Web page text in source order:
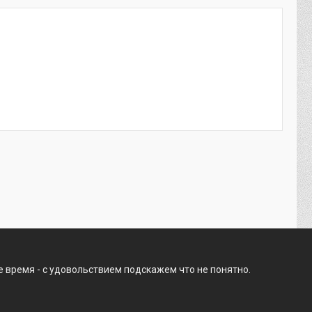
- с удовольствием подскажем что не понятно.